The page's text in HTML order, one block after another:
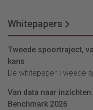
Whitepapers
Tweede spoortraject,
kans
De whitepaper Tweede
Van data naar
Benchmark 2026